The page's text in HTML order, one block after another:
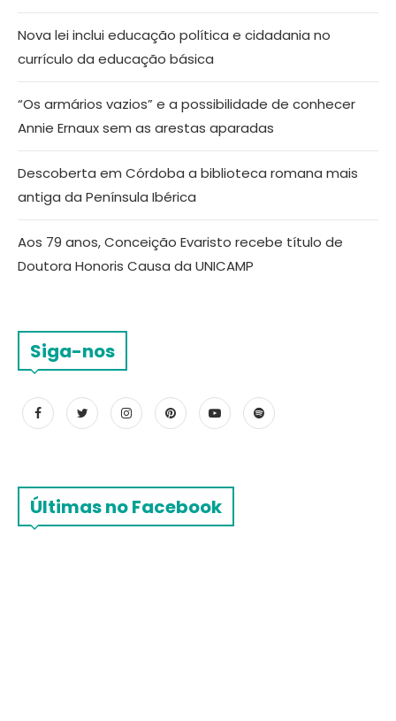
Nova lei inclui educação política e cidadania no
currículo da educação básica
“Os armários vazios” e a possibilidade de conhecer
Annie Ernaux sem as arestas aparadas
Descoberta em Córdoba a biblioteca romana mais
antiga da Península Ibérica
Aos 79 anos, Conceição Evaristo recebe título de
Doutora Honoris Causa da UNICAMP
Siga-nos
Últimas no Facebook